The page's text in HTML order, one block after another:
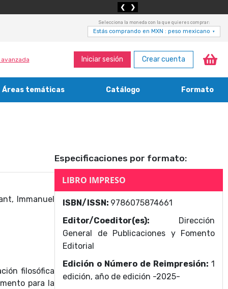
❮ ❯
Selecciona la moneda con la que quieres comprar:
Estás comprando en MXN : peso mexicano ▾
Iniciar sesión Crear cuenta
Áreas temáticas Catálogo Formato
Immanuel
filosófica
para la
Especificaciones por formato:
LIBRO IMPRESO
ISBN/ISSN: 9786075874661
Editor/Coeditor(es): Dirección
General de Publicaciones y Fomento
Editorial
Edición o Número de Reimpresión: 1
edición, año de edición -2025-